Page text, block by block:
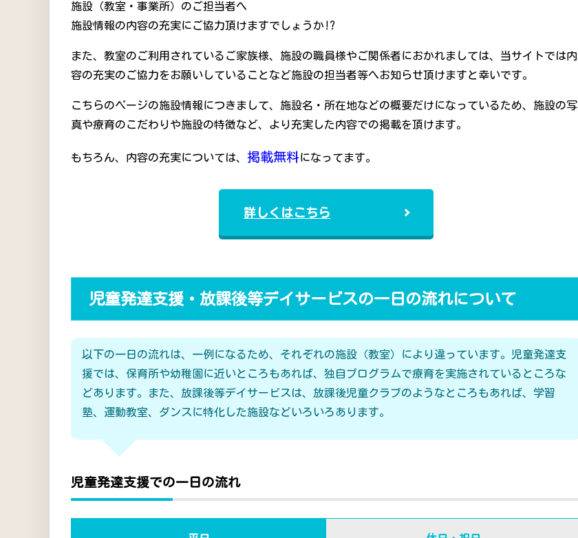
施設（教室・事業所）のご担当者へ
施設情報の内容の充実にご協力頂けますでしょうか!?
また、教室のご利用されているご家族様、施設の職員様やご関係者におかれましては、当サイトでは内
容の充実のご協力をお願いしていることなど施設の担当者等へお知らせ頂けますと幸いです。
こちらのページの施設情報につきまして、施設名・所在地などの概要だけになっているため、施設の写
真や療育のこだわりや施設の特徴など、より充実した内容での掲載を頂けます。
もちろん、内容の充実については、 掲載無料になってます。
詳しくはこちら
児童発達支援・放課後等デイサービスの一日の流れについて
以下の一日の流れは、一例になるため、それぞれの施設（教室）により違っています。児童発達支
援では、保育所や幼稚園に近いところもあれば、独自プログラムで療育を実施されているところな
どあります。また、放課後等デイサービスは、放課後児童クラブのようなところもあれば、学習
塾、運動教室、ダンスに特化した施設などいろいろあります。
児童発達支援での一日の流れ